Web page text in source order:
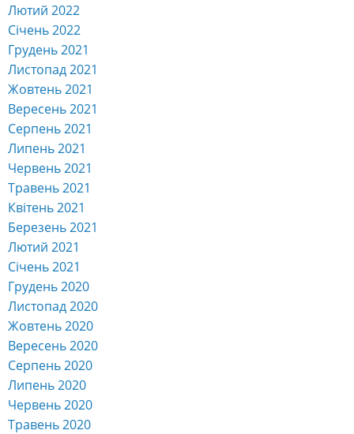
Лютий 2022
Січень 2022
Грудень 2021
Листопад 2021
Жовтень 2021
Вересень 2021
Серпень 2021
Липень 2021
Червень 2021
Травень 2021
Квітень 2021
Березень 2021
Лютий 2021
Січень 2021
Грудень 2020
Листопад 2020
Жовтень 2020
Вересень 2020
Серпень 2020
Липень 2020
Червень 2020
Травень 2020